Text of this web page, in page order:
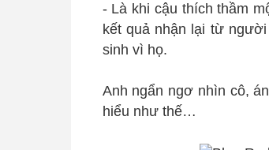
- Là khi cậu thích thầm
kết quả nhận lại từ
sinh vì họ.
Anh ngẩn ngơ nhìn cô,
hiểu như thế…